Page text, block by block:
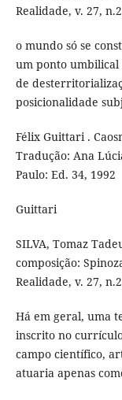
Realidade, v. 27,
o mundo só se
um ponto umbilical
de
posicionalidade
Félix Guittari .
Tradução: Ana
Paulo: Ed. 34, 1992
Guittari
SILVA, Tomaz
composição:
Realidade, v. 27,
Há em geral, uma
inscrito no
campo científico,
atuaria apenas